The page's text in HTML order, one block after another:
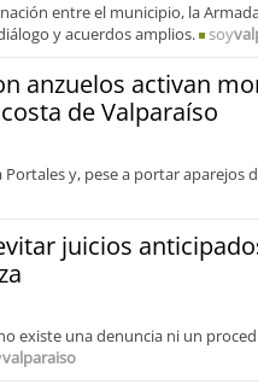
entre el municipio, la
y acuerdos amplios.
soy
anzuelos activan
de Valparaíso
y, pese a portar aparejos
juicios
existe una denuncia ni un
valparaiso